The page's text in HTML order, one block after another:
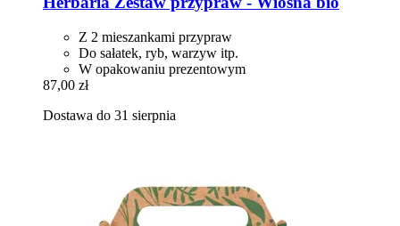
Z 2 mieszankami przypraw
Do sałatek, ryb, warzyw itp.
W opakowaniu prezentowym
87,00 zł
Dostawa do 31 sierpnia